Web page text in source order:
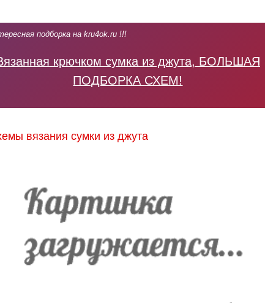
подборка на kru4ok.ru !!!
крючком сумка из джута, БОЛЬШАЯ
ПОДБОРКА СХЕМ!
вязания сумки из джута